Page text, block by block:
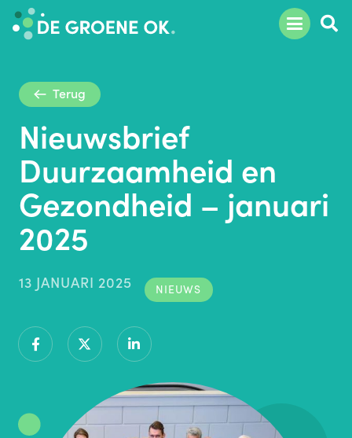
Terug
Nieuwsbrief
Duurzaamheid en
Gezondheid – januari
2025
13 JANUARI 2025 NIEUWS